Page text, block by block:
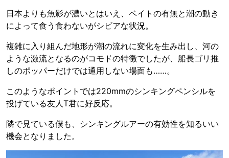
日本よりも魚影が濃いとはいえ、ベイトの有無と潮の動き
によって食う食わないがシビアな状況。
複雑に入り組んだ地形が潮の流れに変化を生み出し、河の
ような激流となるのがコモドの特徴でしたが、船長ゴリ推
しのポッパーだけでは通用しない場面も……。
このようなポイントでは220mmのシンキングペンシルを
投げている友人T君に好反応。
隣で見ている僕も、シンキングルアーの有効性を知るいい
機会となりました。